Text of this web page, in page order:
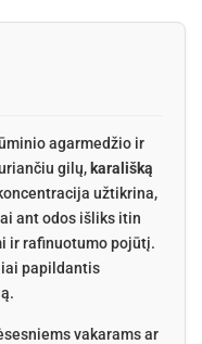
agarmedžio ir
gilų, karališką
užtikrina,
ant odos išliks itin
ir rafinuotumo pojūtį.
papildantis
vakarams ar